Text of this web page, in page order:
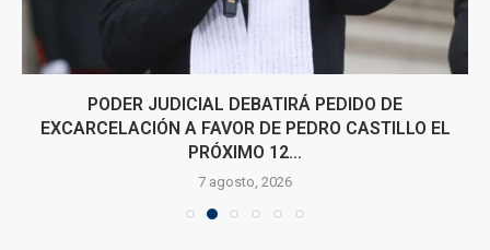
PODER JUDICIAL DEBATIRÁ PEDIDO DE
EXCARCELACIÓN A FAVOR DE PEDRO CASTILLO EL
PRÓXIMO 12...
7 agosto, 2026